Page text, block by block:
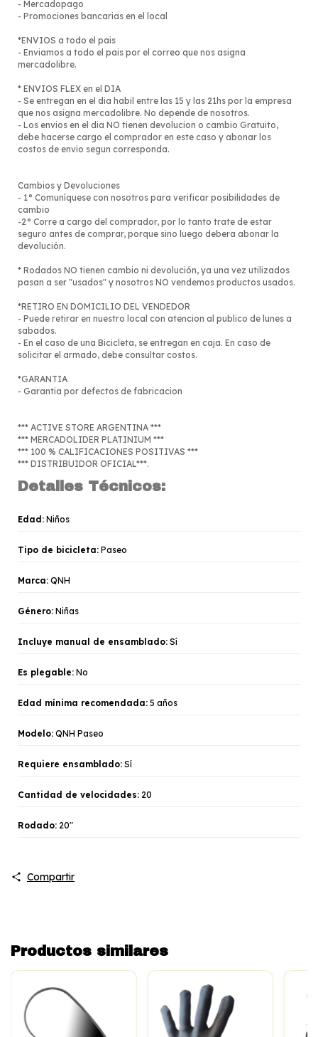
- Mercadopago
- Promociones bancarias en el local
*ENVIOS a todo el pais
- Enviamos a todo el pais por el correo que nos asigna
mercadolibre.
* ENVIOS FLEX en el DIA
- Se entregan en el dia habil entre las 15 y las 21hs por la empresa
que nos asigna mercadolibre. No depende de nosotros.
- Los envios en el dia NO tienen devolucion o cambio Gratuito,
debe hacerse cargo el comprador en este caso y abonar los
costos de envio segun corresponda.
Cambios y Devoluciones
- 1° Comuníquese con nosotros para verificar posibilidades de
cambio
-2° Corre a cargo del comprador, por lo tanto trate de estar
seguro antes de comprar, porque sino luego debera abonar la
devolución.
* Rodados NO tienen cambio ni devolución, ya una vez utilizados
pasan a ser "usados" y nosotros NO vendemos productos usados.
*RETIRO EN DOMICILIO DEL VENDEDOR
- Puede retirar en nuestro local con atencion al publico de lunes a
sabados.
- En el caso de una Bicicleta, se entregan en caja. En caso de
solicitar el armado, debe consultar costos.
*GARANTIA
- Garantia por defectos de fabricacion
*** ACTIVE STORE ARGENTINA ***
*** MERCADOLIDER PLATINIUM ***
*** 100 % CALIFICACIONES POSITIVAS ***
*** DISTRIBUIDOR OFICIAL***.
Detalles Técnicos:
Edad: Niños
Tipo de bicicleta: Paseo
Marca: QNH
Género: Niñas
Incluye manual de ensamblado: Sí
Es plegable: No
Edad mínima recomendada: 5 años
Modelo: QNH Paseo
Requiere ensamblado: Sí
Cantidad de velocidades: 20
Rodado: 20"
Compartir
Productos similares